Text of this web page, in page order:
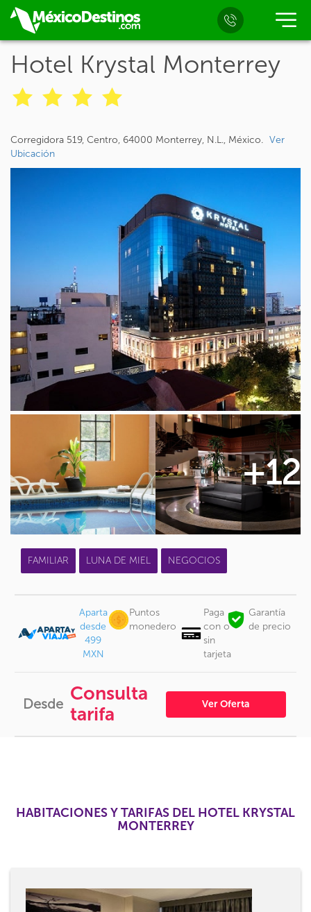
Hotel Krystal Monterrey
Corregidora 519, Centro, 64000 Monterrey, N.L., México. Ver
Ubicación
+12
FAMILIAR LUNA DE MIEL NEGOCIOS
Aparta
desde
499
MXN
Puntos
monedero
Paga
con o
sin
tarjeta
Garantía
de precio
Desde Consulta
tarifa
Ver Oferta
HABITACIONES Y TARIFAS DEL HOTEL KRYSTAL
MONTERREY